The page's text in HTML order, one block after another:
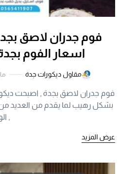
اسعار الفوم
مقاول ديكورات جدة مايو
فوم جدران لاصق بجدة , اصبحت
بشكل رهيب لما يقدم من العديد من
,
عرض المزيد